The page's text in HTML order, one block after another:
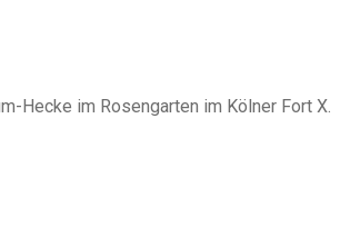
Hecke im Rosengarten im Kölner Fort X.